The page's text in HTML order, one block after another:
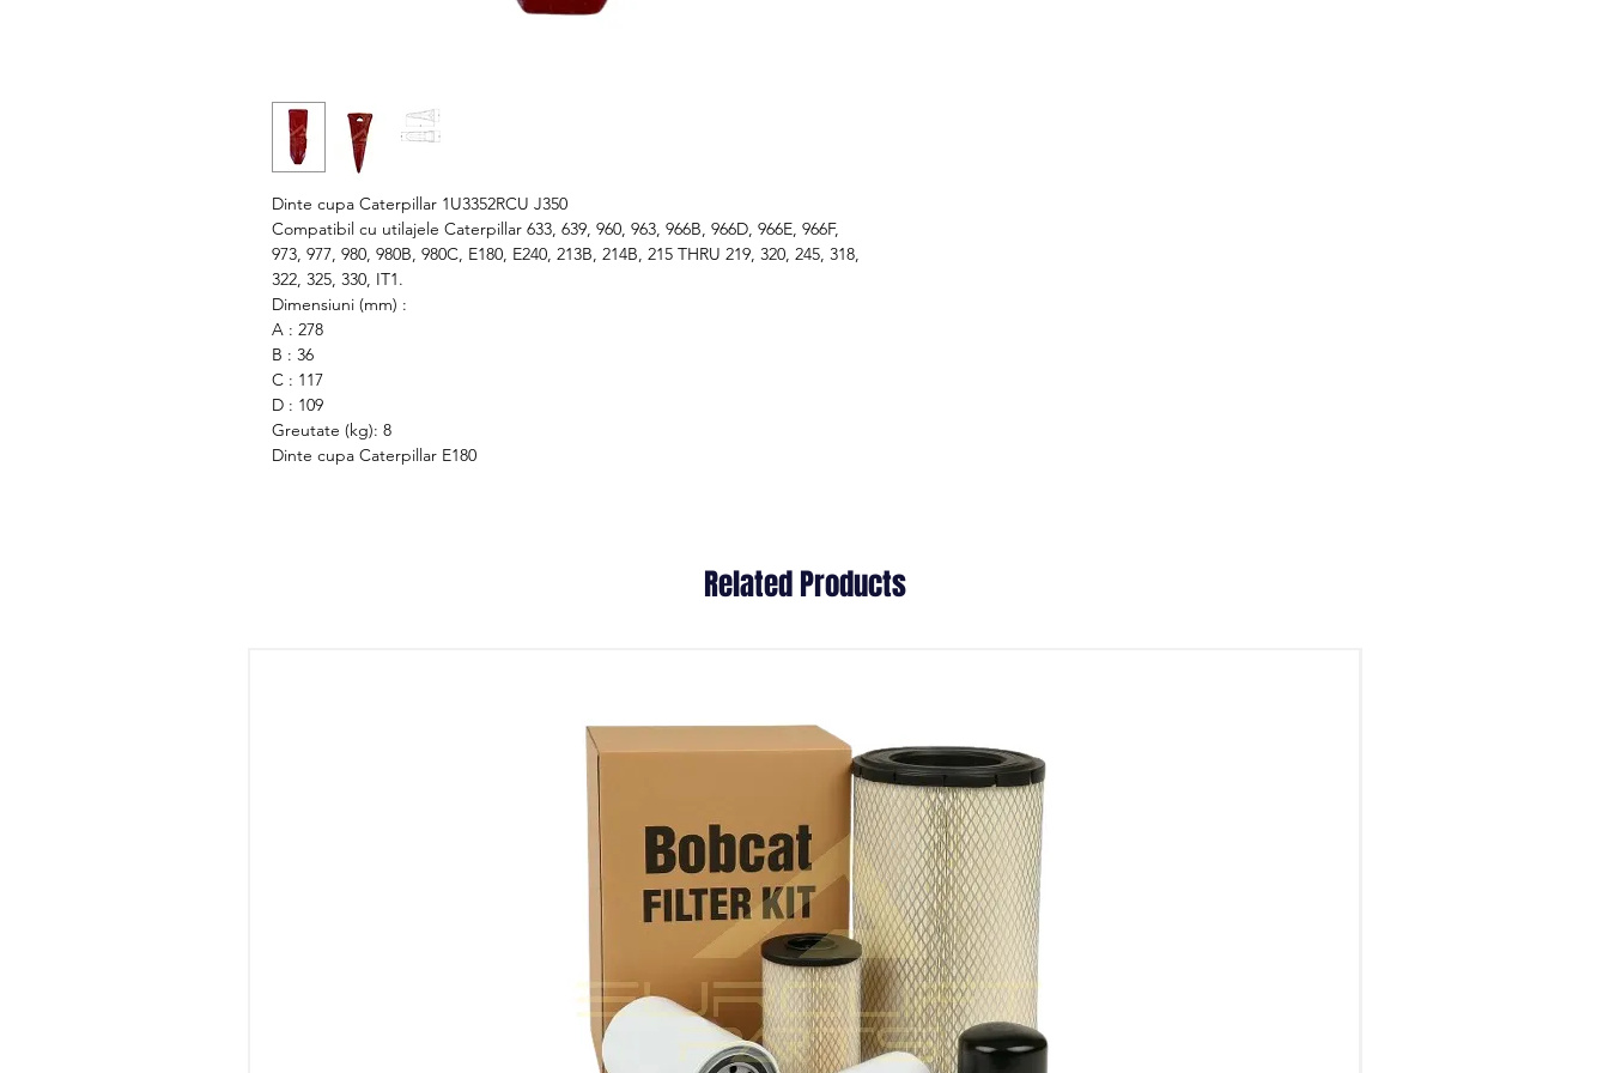
Dinte cupa Caterpillar 1U3352RCU J350
Compatibil cu utilajele Caterpillar 633, 639, 960, 963, 966B, 966D, 966E, 966F,
973, 977, 980, 980B, 980C, E180, E240, 213B, 214B, 215 THRU 219, 320, 245, 318,
322, 325, 330, IT1.
Dimensiuni (mm) :
A : 278
B : 36
C : 117
D : 109
Greutate (kg): 8
Dinte cupa Caterpillar E180
Related Products